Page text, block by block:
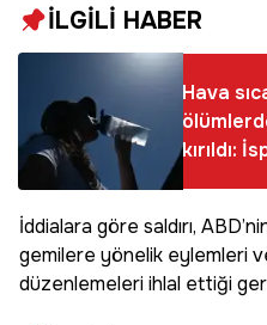
İLGİLİ HABER
Hava
kırıldı:
İddialara göre saldırı,
gemilere yönelik eylemleri
düzenlemeleri ihlal ettiği